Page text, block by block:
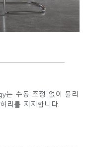
는 수동 조정 없이 물리
리를 지지합니다.